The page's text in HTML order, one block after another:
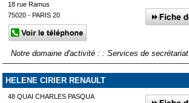
18 rue Ramus
75020 - PARIS 20
Notre domaine d'activité : : Services de secrétariat
HELENE CIRIER RENAULT
48 QUAI CHARLES PASQUA